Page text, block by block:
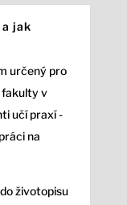
a jak
určený pro
fakulty v
učí praxí -
na
životopisu